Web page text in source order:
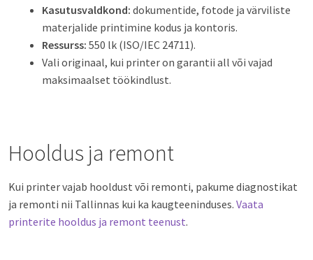
Kasutusvaldkond: dokumentide, fotode ja värviliste
materjalide printimine kodus ja kontoris.
Ressurss: 550 lk (ISO/IEC 24711).
Vali originaal, kui printer on garantii all või vajad
maksimaalset töökindlust.
Hooldus ja remont
Kui printer vajab hooldust või remonti, pakume diagnostikat
ja remonti nii Tallinnas kui ka kaugteeninduses. Vaata
printerite hooldus ja remont teenust.